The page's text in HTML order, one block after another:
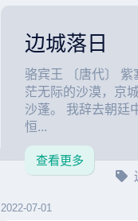
边城落日
骆宾王 〔唐代〕
茫无际的沙漠，京
沙蓬。 我辞去朝廷
恒...
查看更多
2022-07-01